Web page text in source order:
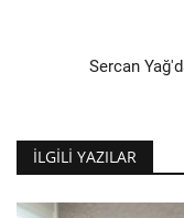
Sercan
İLGILI YAZILAR